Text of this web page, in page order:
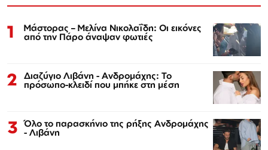
1 Μάστορας – Μελίνα Νικολαΐδη: Οι εικόνες
από την Πάρο άναψαν φωτιές
2 Διαζύγιο Λιβάνη - Ανδρομάχης: Το
πρόσωπο-κλειδί που μπήκε στη μέση
3 Όλο το παρασκήνιο της ρήξης Ανδρομάχης
- Λιβάνη